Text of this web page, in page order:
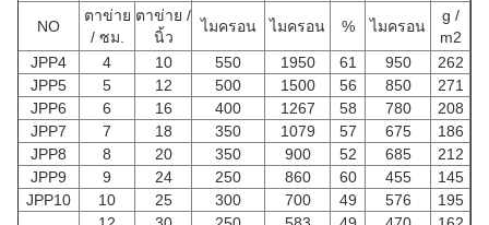
NO
ตาข่าย
/ ซม.
ตาข่าย /
นิ้ว
ไมครอน ไมครอน % ไมครอน
g /
m2
JPP4
4 10 550 1950 61 950
262
JPP5
5 12 500 1500 56 850
271
JPP6
6 16 400 1267 58 780
208
JPP7
7 18 350 1079 57 675
186
JPP8
8 20 350 900 52 685
212
JPP9
9 24 250 860 60 455
145
JPP10
10 25 300 700 49 576
195